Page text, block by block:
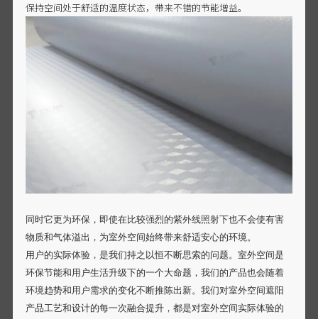
保持空间处于舒适的温度状态，带来不错的节能增益。
同时它更为环保，即使在比较强烈的紫外线照射下也不会使有害
物质和气体溢出，为室外空间始终带来舒适安心的环境。
用户的实际体验，是我们持之以恒不断思索的问题。室外空间是
环保节能和用户生活升级下的一个大命题，我们的产品也会随着
环境趋势和用户需求的变化不断推陈出新。我们对室外空间遮阳
产品工艺和设计的每一次融合提升，都是对室外空间实际体验的